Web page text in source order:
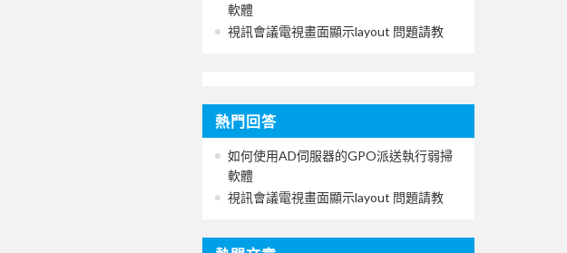
軟體
視訊會議電視畫面顯示layout 問題請教
熱門回答
如何使用AD伺服器的GPO派送執行弱掃
軟體
視訊會議電視畫面顯示layout 問題請教